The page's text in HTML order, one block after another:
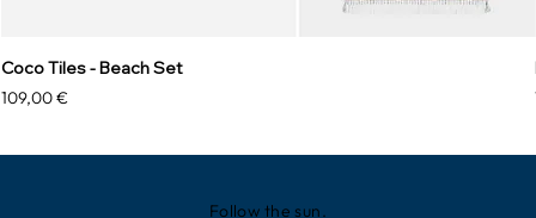
Coco Tiles - Beach Set
Preis
109,00 €
Follow the sun.